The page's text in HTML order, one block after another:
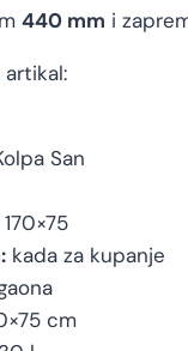
440 mm i
San
kada za kupanje
cm